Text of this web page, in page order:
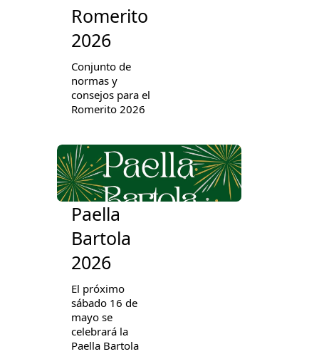
Romerito
2026
Conjunto de
normas y
consejos para el
Romerito 2026
Paella
Bartola
2026
El próximo
sábado 16 de
mayo se
celebrará la
Paella Bartola